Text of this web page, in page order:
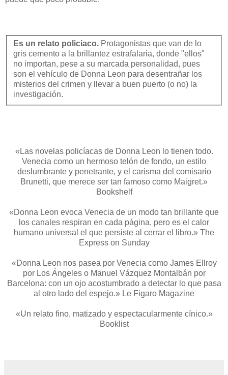
Es un relato policiaco.Protagonistas que van de lo
gris cemento a la brillantez estrafalaria, donde "ellos"
no importan, pese a su marcada personalidad, pues
son el vehículo de Donna Leon para desentrañar los
misterios del crimen y llevar a buen puerto (o no) la
investigación.
«Las novelas policíacas de Donna Leon lo tienen todo.
Venecia como un hermoso telón de fondo, un estilo
deslumbrante y penetrante, y el carisma del comisario
Brunetti, que merece ser tan famoso como Maigret.»
Bookshelf
«Donna Leon evoca Venecia de un modo tan brillante que
los canales respiran en cada página, pero es el calor
humano universal el que persiste al cerrar el libro.» The
Express on Sunday
«Donna Leon nos pasea por Venecia como James Ellroy
por Los Ángeles o Manuel Vázquez Montalbán por
Barcelona: con un ojo acostumbrado a detectar lo que pasa
al otro lado del espejo.» Le Figaro Magazine
«Un relato fino, matizado y espectacularmente cínico.»
Booklist